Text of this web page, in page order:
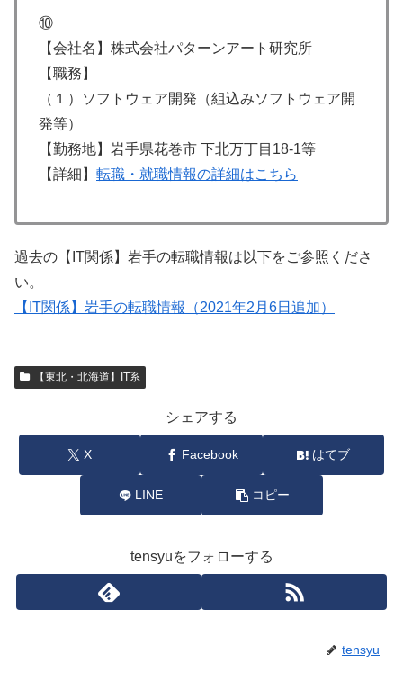
⑩
【会社名】株式会社パターンアート研究所
【職務】
（１）ソフトウェア開発（組込みソフトウェア開
発等）
【勤務地】岩手県花巻市 下北万丁目18-1等
【詳細】 転職・就職情報の詳細はこちら
過去の【IT関係】岩手の転職情報は以下をご参照くださ
い。
【IT関係】岩手の転職情報（2021年2月6日追加）
【東北・北海道】IT系
シェアする
X Facebook はてブ
LINE コピー
tensyuをフォローする
tensyu